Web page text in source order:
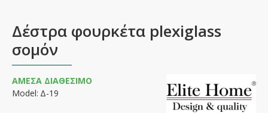
Δέστρα φουρκέτα plexiglass
σομόν
ΆΜΕΣΑ ΔΙΑΘΈΣΙΜΟ
Model: Δ-19